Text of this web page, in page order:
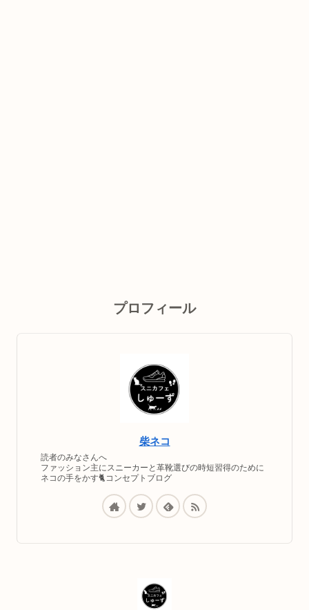
プロフィール
柴ネコ
読者のみなさんへ
ファッション主にスニーカーと革靴選びの時短習得のために
ネコの手をかす🐈コンセプトブログ